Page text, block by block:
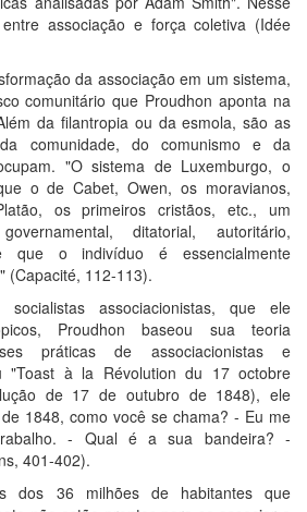
associação e força coletiva (Idée
da associação em um sistema,
comunitário que Proudhon aponta na
da filantropia ou da esmola, são as
comunidade, do comunismo e da
"O sistema de Luxemburgo, o
o de Cabet, Owen, os moravianos,
os primeiros cristãos, etc., um
ditatorial, autoritário,
que o indivíduo é essencialmente
(Capacité, 112-113).
associacionistas, que ele
Proudhon baseou sua teoria
práticas de associacionistas e
"Toast à la Révolution du 17 octobre
de 17 de outubro de 1848), ele
1848, como você se chama? - Eu me
- Qual é a sua bandeira? -
401-402).
dos 36 milhões de habitantes que